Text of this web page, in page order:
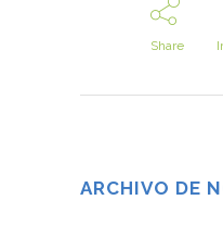
Share
ARCHIVO DE